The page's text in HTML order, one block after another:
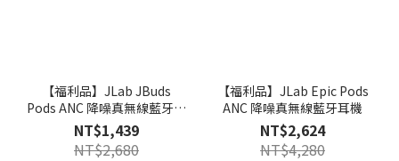
【福利品】JLab JBuds
Pods ANC 降噪真無線藍牙耳
機
NT$1,439
NT$2,680
【福利品】JLab Epic Pods
ANC 降噪真無線藍牙耳機
NT$2,624
NT$4,280